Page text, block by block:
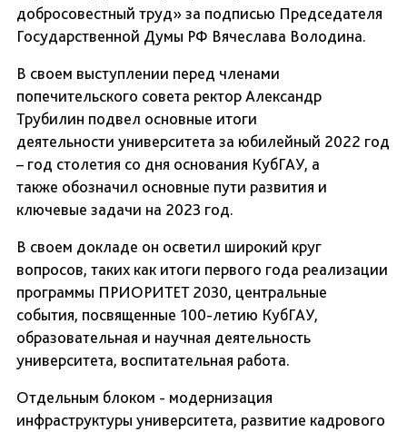
добросовестный труд» за подписью Председателя
Государственной Думы РФ Вячеслава Володина.
В своем выступлении перед членами
попечительского совета ректор Александр
Трубилин подвел основные итоги
деятельности университета за юбилейный 2022 год
– год столетия со дня основания КубГАУ, а
также обозначил основные пути развития и
ключевые задачи на 2023 год.
В своем докладе он осветил широкий круг
вопросов, таких как итоги первого года реализации
программы ПРИОРИТЕТ 2030, центральные
события, посвященные 100-летию КубГАУ,
образовательная и научная деятельность
университета, воспитательная работа.
Отдельным блоком - модернизация
инфраструктуры университета, развитие кадрового